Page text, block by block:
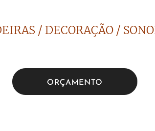
/ DECORAÇÃO /
ORÇAMENTO